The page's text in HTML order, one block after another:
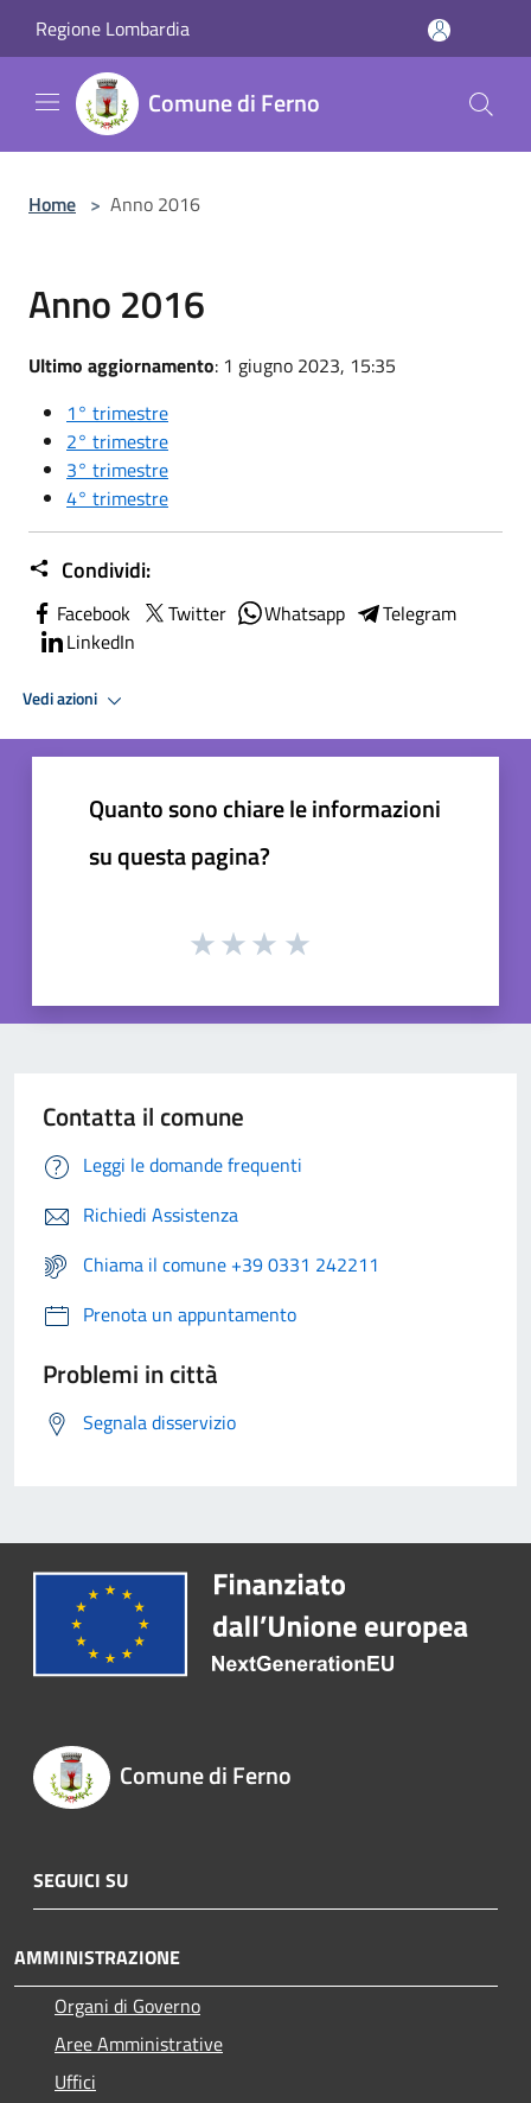
Regione Lombardia
Comune di Ferno
Home > Anno 2016
Anno 2016
Ultimo aggiornamento: 1 giugno 2023, 15:35
1° trimestre
2° trimestre
3° trimestre
4° trimestre
Condividi:
Facebook Twitter Whatsapp
Telegram
LinkedIn
Vedi azioni
Quanto sono chiare le informazioni
su questa pagina?
Contatta il comune
Leggi le domande frequenti
Richiedi Assistenza
Chiama il comune +39 0331 242211
Prenota un appuntamento
Problemi in città
Segnala disservizio
Comune di Ferno
SEGUICI SU
AMMINISTRAZIONE
Organi di Governo
Aree Amministrative
Uffici